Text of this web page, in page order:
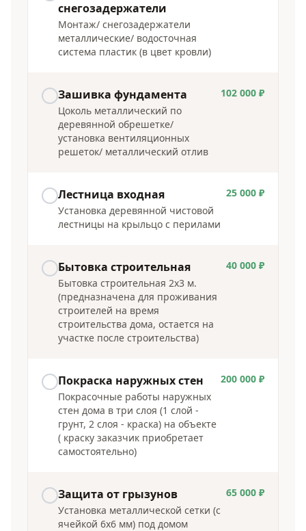
снегозадержатели
Монтаж/ снегозадержатели
металлические/ водосточная
система пластик (в цвет кровли)
Зашивка фундамента
Цоколь металлический по
деревянной обрешетке/
установка вентиляционных
решеток/ металлический отлив
102 000 ₽
Лестница входная
Установка деревянной чистовой
лестницы на крыльцо с перилами
25 000 ₽
Бытовка строительная
Бытовка строительная 2х3 м.
(предназначена для проживания
строителей на время
строительства дома, остается на
участке после строительства)
40 000 ₽
Покраска наружных стен
Покрасочные работы наружных
стен дома в три слоя (1 слой -
грунт, 2 слоя - краска) на объекте
( краску заказчик приобретает
самостоятельно)
200 000 ₽
Защита от грызунов
Установка металлической сетки (с
ячейкой 6х6 мм) под домом
65 000 ₽